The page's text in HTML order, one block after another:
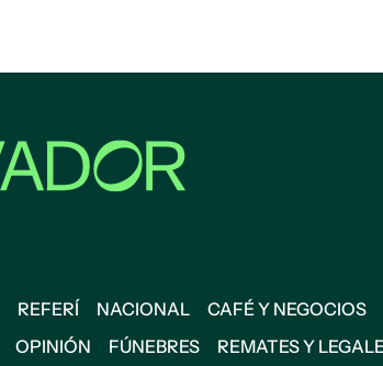
REFERÍ NACIONAL CAFÉ Y NEGOCIOS
OPINIÓN FÚNEBRES REMATES Y